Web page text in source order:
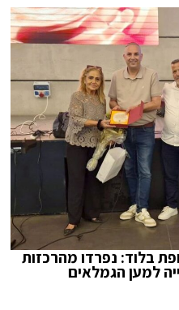
בלוד: נפרדו מהרכזות
למען הגמלאים